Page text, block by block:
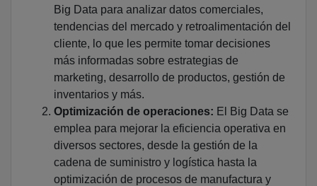
Big Data para analizar datos comerciales,
tendencias del mercado y retroalimentación del
cliente, lo que les permite tomar decisiones
más informadas sobre estrategias de
marketing, desarrollo de productos, gestión de
inventarios y más.
Optimización de operaciones: El Big Data se
emplea para mejorar la eficiencia operativa en
diversos sectores, desde la gestión de la
cadena de suministro y logística hasta la
optimización de procesos de manufactura y